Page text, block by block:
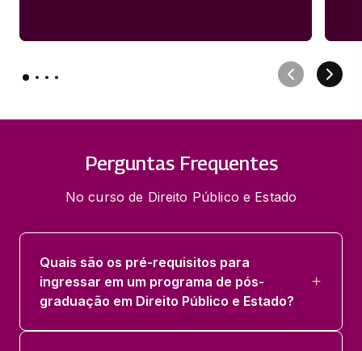
Perguntas Frequentes
No curso de Direito Público e Estado
Quais são os pré-requisitos para
ingressar em um programa de pós-
graduação em Direito Público e Estado?